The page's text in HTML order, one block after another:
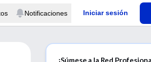
Notificaciones Iniciar sesión
¡Súmese a la Red